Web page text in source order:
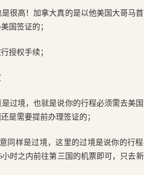
很高！加拿大真的是以他美国大哥马
国签证的；
授权手续；
过境，也就是说你的行程必须需去美
是需要提前办理签证的；
同样是过境，这里的过境是说你的行
时之内前往第三国的机票即可，只去